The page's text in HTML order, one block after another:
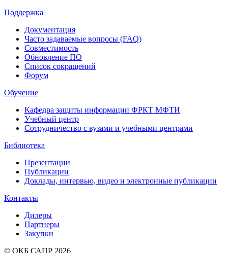
Поддержка
Документация
Часто задаваемые вопросы (FAQ)
Совместимость
Обновление ПО
Список сокращений
Форум
Обучение
Кафедра защиты информации ФРКТ МФТИ
Учебный центр
Сотрудничество с вузами и учебными центрами
Библиотека
Презентации
Публикации
Доклады, интервью, видео и электронные публикации
Контакты
Дилеры
Партнеры
Закупки
© ОКБ САПР 2026